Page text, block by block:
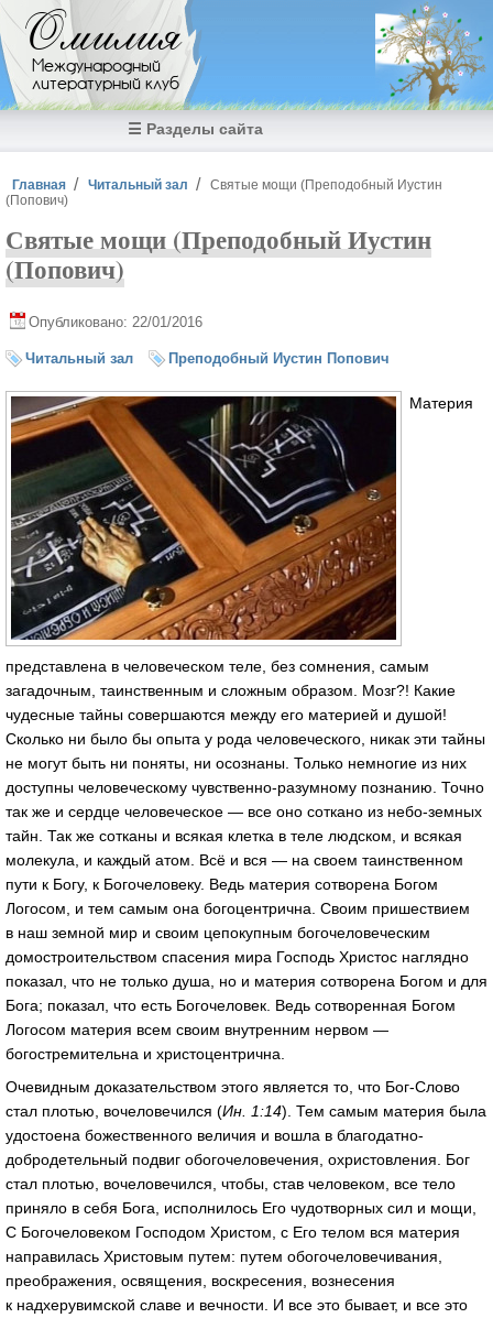
Перейти к основному содержанию
Омилия
Международный
литературный клуб
☰ Разделы сайта
Вы здесь
Главная Читальный зал
Святые мощи (Преподобный Иустин
(Попович)
Святые мощи (Преподобный Иустин
(Попович)
Опубликовано: 22/01/2016
Читальный зал Преподобный Иустин Попович
Материя
представлена в человеческом теле, без сомнения, самым
загадочным, таинственным и сложным образом. Мозг?! Какие
чудесные тайны совершаются между его материей и душой!
Сколько ни было бы опыта у рода человеческого, никак эти тайны
не могут быть ни поняты, ни осознаны. Только немногие из них
доступны человеческому чувственно-разумному познанию. Точно
так же и сердце человеческое — все оно соткано из небо-земных
тайн. Так же сотканы и всякая клетка в теле людском, и всякая
молекула, и каждый атом. Всё и вся — на своем таинственном
пути к Богу, к Богочеловеку. Ведь материя сотворена Богом
Логосом, и тем самым она богоцентрична. Своим пришествием
в наш земной мир и своим цепокупным богочеловеческим
домостроительством спасения мира Господь Христос наглядно
показал, что не только душа, но и материя сотворена Богом и для
Бога; показал, что есть Богочеловек. Ведь сотворенная Богом
Логосом материя всем своим внутренним нервом —
богостремительна и христоцентрична.
Очевидным доказательством этого является то, что Бог-Слово
стал плотью, вочеловечился (Ин. 1:14). Тем самым материя была
удостоена божественного величия и вошла в благодатно-
добродетельный подвиг обогочеловечения, охристовления. Бог
стал плотью, вочеловечился, чтобы, став человеком, все тело
приняло в себя Бога, исполнилось Его чудотворных сил и мощи,
С Богочеловеком Господом Христом, с Его телом вся материя
направилась Христовым путем: путем обогочеловечивания,
преображения, освящения, воскресения, вознесения
к надхерувимской славе и вечности. И все это бывает, и все это